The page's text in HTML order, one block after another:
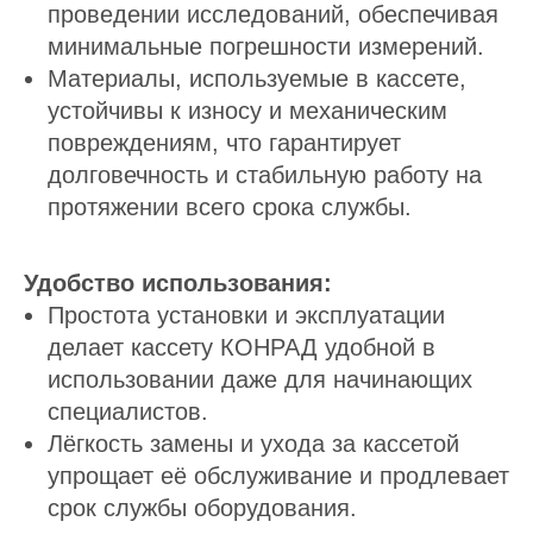
проведении исследований, обеспечивая
минимальные погрешности измерений.
Материалы, используемые в кассете,
устойчивы к износу и механическим
повреждениям, что гарантирует
долговечность и стабильную работу на
протяжении всего срока службы.
Удобство использования:
Простота установки и эксплуатации
делает кассету КОНРАД удобной в
использовании даже для начинающих
специалистов.
Лёгкость замены и ухода за кассетой
упрощает её обслуживание и продлевает
срок службы оборудования.